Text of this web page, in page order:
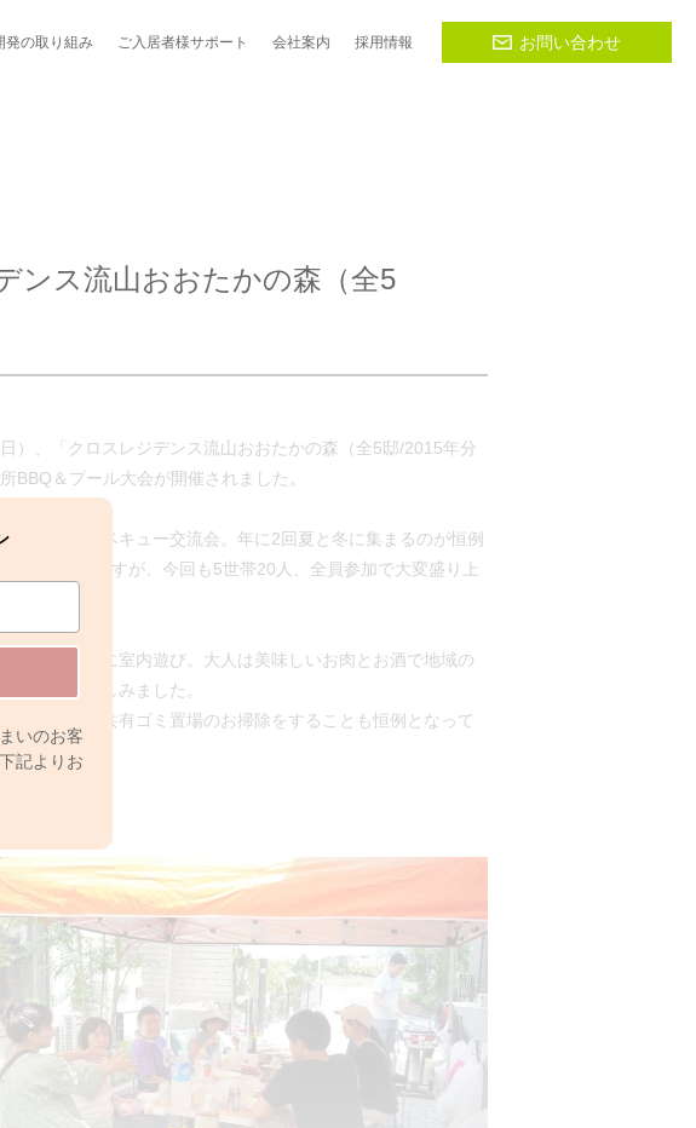
発の取り組み ご入居者様サポート 会社案内 採用情報 お問い合わせ
ンス流山おおたかの森（全5
いのお客
記よりお
）、「クロスレジデンス流山おおたかの森（全5邸/2015年分
BBQ＆プール大会が開催されました。
レージバーベキュー交流会。年に2回夏と冬に集まるのが恒例
年目になりますが、今回も5世帯20人、全員参加で大変盛り上
スイカ割りに室内遊び。大人は美味しいお肉とお酒で地域の
をし合い楽しみました。
えてみんなで共有ゴミ置場のお掃除をすることも恒例となって